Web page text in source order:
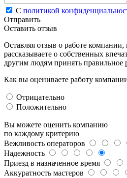
С политикой
Отправить
Оставить отзыв
Оставляя отзыв о работе компании,
рассказываете о собственных
другим людям принять правильное
Как вы оцениваете работу
Отрицательно
Положительно
Вы можете оценить компанию
по каждому критерию
Вежливость операторов
Надежность
Приезд в назначенное время
Аккуратность мастеров